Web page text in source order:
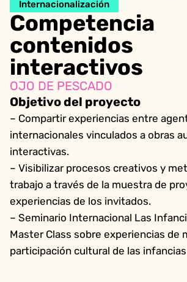
Internacionalización
Competencia
contenidos
interactivos
OJO DE PESCADO
Objetivo del proyecto
– Compartir experiencias entre
internacionales vinculados a obras
interactivas.
– Visibilizar procesos creativos y
trabajo a través de la muestra de
experiencias de los invitados.
– Seminario Internacional Las
Master Class sobre experiencias de
participación cultural de las infancias